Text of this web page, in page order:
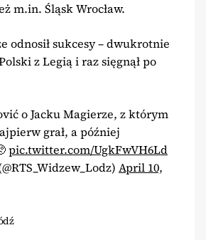
m.in. Śląsk Wrocław.
odnosił sukcesy – dwukrotnie
z Legią i raz sięgnął po
o Jacku Magierze, z którym
grał, a później
pic.twitter.com/UgkFwVH6Ld
April 10,